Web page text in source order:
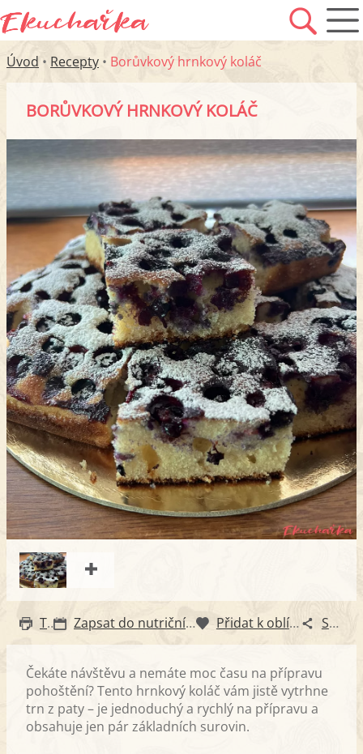
Úvod • Recepty • Borůvkový hrnkový koláč
BORŮVKOVÝ HRNKOVÝ KOLÁČ
Tisk Zapsat do nutričního diáře Přidat k oblíbeným Sdílet
Čekáte návštěvu a nemáte moc času na přípravu
pohoštění? Tento hrnkový koláč vám jistě vytrhne
trn z paty – je jednoduchý a rychlý na přípravu a
obsahuje jen pár základních surovin.